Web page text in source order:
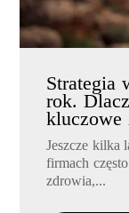
Strategia
rok.
kluczowe
Jeszcze kilka
firmach
zdrowia,...